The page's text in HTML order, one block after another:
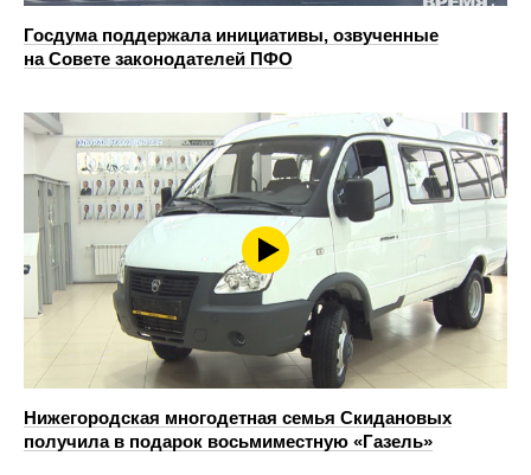
Госдума поддержала инициативы, озвученные
на Совете законодателей ПФО
Нижегородская многодетная семья Скидановых
получила в подарок восьмиместную «Газель»